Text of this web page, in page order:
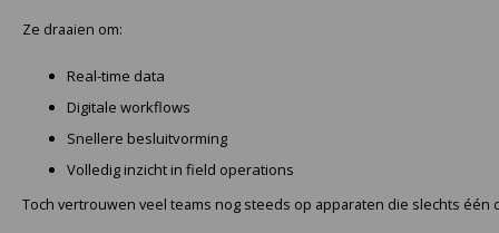
Ze draaien om:
Real-time data
Digitale workflows
Snellere besluitvorming
Volledig inzicht in field operations
Toch vertrouwen veel teams nog steeds op apparaten die slechts één